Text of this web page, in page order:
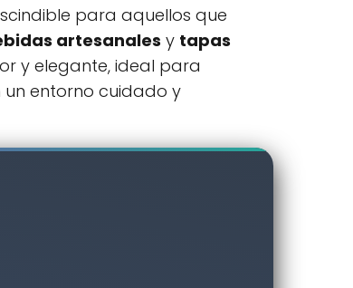
para aquellos que
artesanales y tapas
y elegante, ideal para
un entorno cuidado y